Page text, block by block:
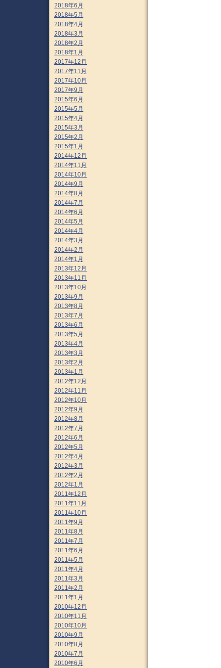
2018年6月
2018年5月
2018年4月
2018年3月
2018年2月
2018年1月
2017年12月
2017年11月
2017年10月
2017年9月
2015年6月
2015年5月
2015年4月
2015年3月
2015年2月
2015年1月
2014年12月
2014年11月
2014年10月
2014年9月
2014年8月
2014年7月
2014年6月
2014年5月
2014年4月
2014年3月
2014年2月
2014年1月
2013年12月
2013年11月
2013年10月
2013年9月
2013年8月
2013年7月
2013年6月
2013年5月
2013年4月
2013年3月
2013年2月
2013年1月
2012年12月
2012年11月
2012年10月
2012年9月
2012年8月
2012年7月
2012年6月
2012年5月
2012年4月
2012年3月
2012年2月
2012年1月
2011年12月
2011年11月
2011年10月
2011年9月
2011年8月
2011年7月
2011年6月
2011年5月
2011年4月
2011年3月
2011年2月
2011年1月
2010年12月
2010年11月
2010年10月
2010年9月
2010年8月
2010年7月
2010年6月